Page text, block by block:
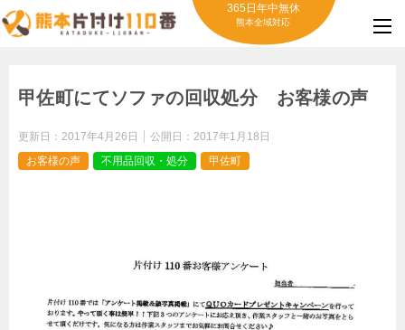
365日年中無休
熊本全域対応
甲佐町にてソファの回収処分 お客様の声
更新日： 2017年4月26日 公開日： 2017年1月18日
お客様の声
不用品回収・処分 甲佐町